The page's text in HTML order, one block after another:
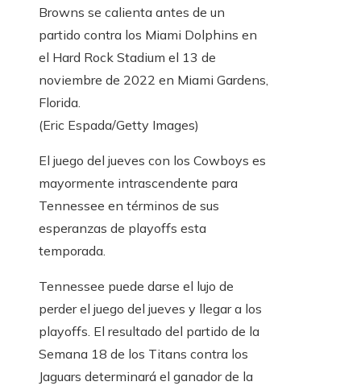
Browns se calienta antes de un
partido contra los Miami Dolphins en
el Hard Rock Stadium el 13 de
noviembre de 2022 en Miami Gardens,
Florida.
(Eric Espada/Getty Images)
El juego del jueves con los Cowboys es
mayormente intrascendente para
Tennessee en términos de sus
esperanzas de playoffs esta
temporada.
Tennessee puede darse el lujo de
perder el juego del jueves y llegar a los
playoffs. El resultado del partido de la
Semana 18 de los Titans contra los
Jaguars determinará el ganador de la